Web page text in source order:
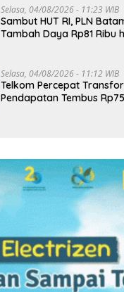
Selasa, 04/08/2026 - 11:23 WIB
Sambut HUT RI, PLN
Tambah Daya Rp81 Ribu
Selasa, 04/08/2026 - 11:12 WIB
Telkom Percepat
Pendapatan Tembus